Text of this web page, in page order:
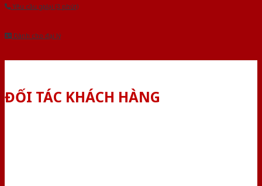
Yêu cầu gọi lại (3 phút)
Dành cho đại lý
ĐỐI TÁC KHÁCH HÀNG